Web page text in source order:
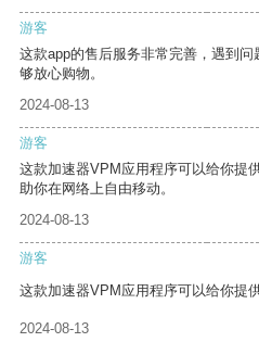
游客
这款app的售后服务非常完善，遇到
够放心购物。
2024-08-13
游客
这款加速器VPM应用程序可以给你提
助你在网络上自由移动。
2024-08-13
游客
这款加速器VPM应用程序可以给你提
2024-08-13